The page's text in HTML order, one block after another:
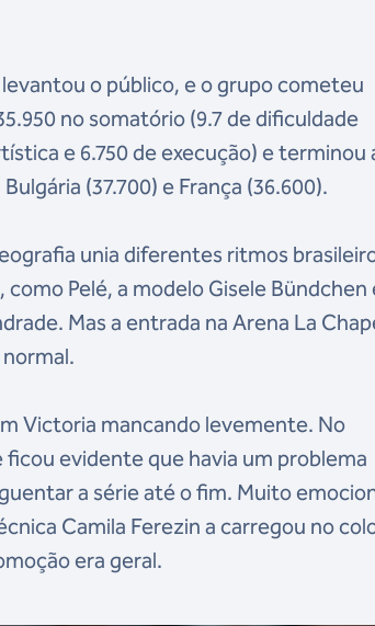
o público, e o grupo cometeu
no somatório (9.7 de dificuldade
e 6.750 de execução) e terminou
(37.700) e França (36.600).
unia diferentes ritmos
Pelé, a modelo Gisele Bündchen
Mas a entrada na Arena La
Victoria mancando levemente. No
evidente que havia um problema
a série até o fim. Muito
Camila Ferezin a carregou no
era geral.